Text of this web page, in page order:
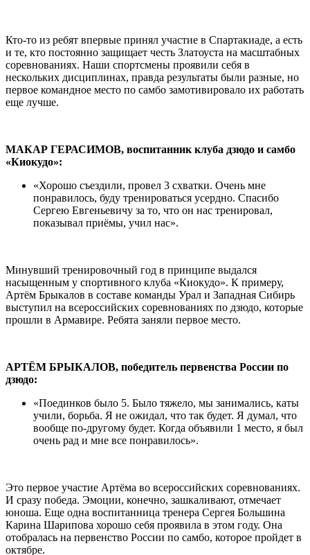
Кто-то из ребят впервые принял участие в Спартакиаде, а есть
и те, кто постоянно защищает честь Златоуста на масштабных
соревнованиях. Наши спортсмены проявили себя в
нескольких дисциплинах, правда результаты были разные, но
первое командное место по самбо замотивировало их работать
еще лучше.
МАКАР ГЕРАСИМОВ, воспитанник клуба дзюдо и самбо
«Киокудо»:
«Хорошо съездили, провел 3 схватки. Очень мне
понравилось, буду тренироваться усердно. Спасибо
Сергею Евгеньевичу за то, что он нас тренировал,
показывал приёмы, учил нас».
Минувший тренировочный год в принципе выдался
насыщенным у спортивного клуба «Киокудо». К примеру,
Артём Брыкалов в составе команды Урал и Западная Сибирь
выступил на всероссийских соревнованиях по дзюдо, которые
прошли в Армавире. Ребята заняли первое место.
АРТЁМ БРЫКАЛОВ, победитель первенства России по
дзюдо:
«Поединков было 5. Было тяжело, мы занимались, каты
учили, борьба. Я не ожидал, что так будет. Я думал, что
вообще по-другому будет. Когда объявили 1 место, я был
очень рад и мне все понравилось».
Это первое участие Артёма во всероссийских соревнованиях.
И сразу победа. Эмоции, конечно, зашкаливают, отмечает
юноша. Еще одна воспитанница тренера Сергея Большина
Карина Шарипова хорошо себя проявила в этом году. Она
отобралась на первенство России по самбо, которое пройдет в
октябре.